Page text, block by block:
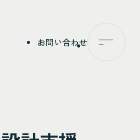
特
サ
事
ナ
私
お問い合わせ メニュー